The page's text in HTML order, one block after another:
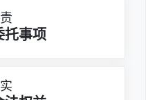
托事项